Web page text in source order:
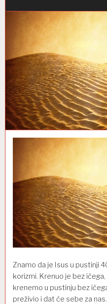
Znamo da je Isus u pustinji
korizmi. Krenuo je bez ičega,
krenemo u pustinju bez
preživio i dat će sebe za